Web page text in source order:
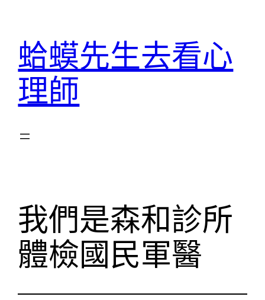
蛤蟆先生去看心
理師
我們是森和診所
體檢國民軍醫